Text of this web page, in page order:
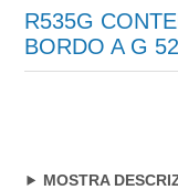
R535G
BORDO A G
MOSTRA